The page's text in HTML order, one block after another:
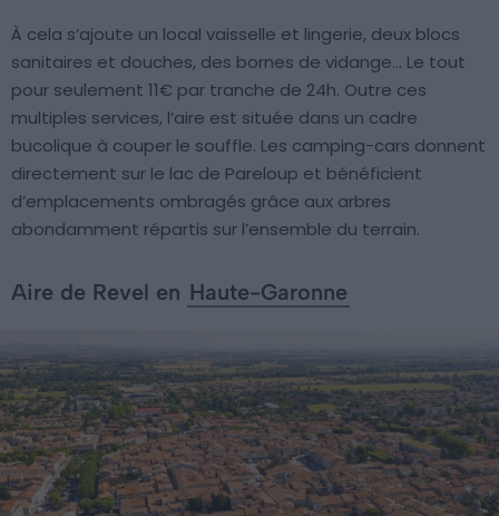
À cela s’ajoute un local vaisselle et lingerie, deux blocs
sanitaires et douches, des bornes de vidange… Le tout
pour seulement 11€ par tranche de 24h. Outre ces
multiples services, l’aire est située dans un cadre
bucolique à couper le souffle. Les camping-cars donnent
directement sur le lac de Pareloup et bénéficient
d’emplacements ombragés grâce aux arbres
abondamment répartis sur l’ensemble du terrain.
Aire de Revel en Haute-Garonne